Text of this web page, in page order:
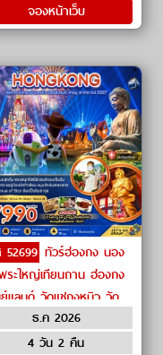
จองหน้าเว็บ
52699 ทัวร์ฮ่องกง นอง
ระใหญ่เทียนถาน ฮ่องกง
แลนด์ วัดแชกงหมิว วัด
ต้าเซียน by Hong Kong
ธ.ค 2026
4 วัน 2 คืน